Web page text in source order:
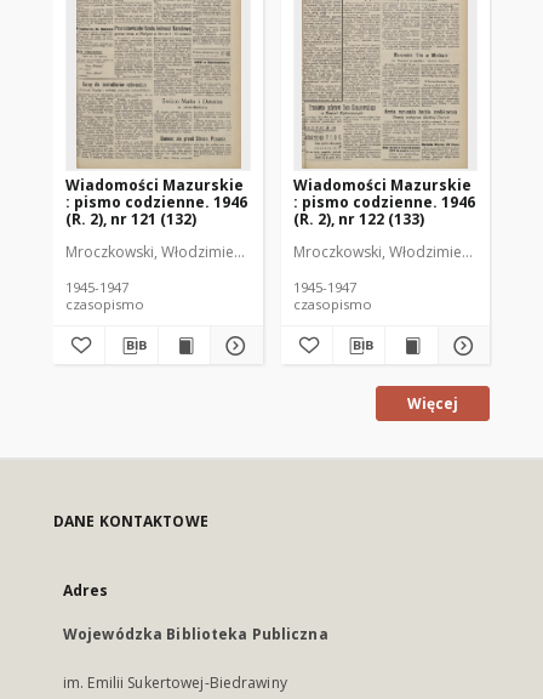
Wiadomości Mazurskie
: pismo codzienne. 1946
(R. 2), nr 121 (132)
Mroczkowski, Włodzimierz (1902-1971). Redaktor
1945-1947
czasopismo
Wiadomości Mazurskie
: pismo codzienne. 1946
(R. 2), nr 122 (133)
Mroczkowski, Włodzimierz (1902-
1945-1947
czasopismo
Więcej
DANE KONTAKTOWE
Adres
Wojewódzka Biblioteka Publiczna
im. Emilii Sukertowej-Biedrawiny